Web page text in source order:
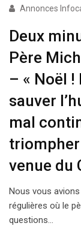
Annonces
Deux
Père
– « Noël
sauver
mal
venue du
Nous vous
régulières où le
questions…